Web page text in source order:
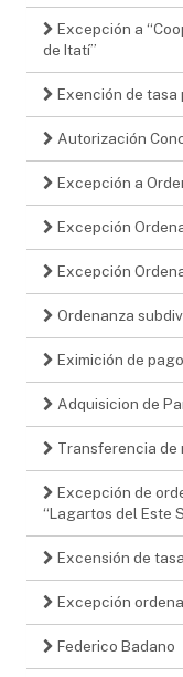
Excepción a
de Itatí”
Exención de
Autorización
Excepción a
Excepción
Excepción
Ordenanza
Eximición de
Adquisicion de
Transferencia de
Excepción de
“Lagartos del Este
Excensión de tasa
Excepción
Federico Badano